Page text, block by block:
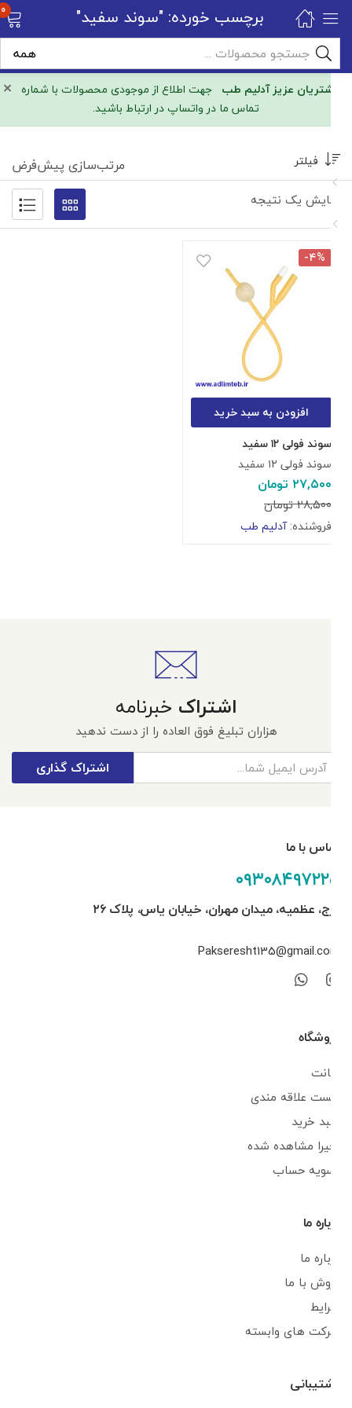
× مشتریان عزیز آدلیم طبجهت اطلاع از موجودی محصولات با شماره
تماس ما در واتساپ در ارتباط باشید.
برچسب خورده: "سوند سفید" 0
نمایش یک نتیجه
فیلتر مرتب‌سازی پیش‌فرض
افزودن به سبد خرید
-۴%
سوند فولی ۱۲ سفید
سوند فولی ۱۲ سفید
۲۷,۵۰۰تومان
۲۸,۵۰۰تومان
فروشنده:آدلیم طب
اشتراکخبرنامه
هزاران تبلیغ فوق العاده را از دست ندهید
اشتراک گذاری
تماس با ما
۰۹۳۰۸۴۹۷۲۲۵
کرج، عظمیه، میدان مهران، خیابان یاس، پلاک ۲۶
Pakseresht135@gmail.com
فروشگاه
اکانت
لیست علاقه مندی
سبد خرید
اخیرا مشاهده شده
تسویه حساب
درباره ما
درباره ما
فروش با ما
شرایط
شرکت های وابسته
پشتیبانی